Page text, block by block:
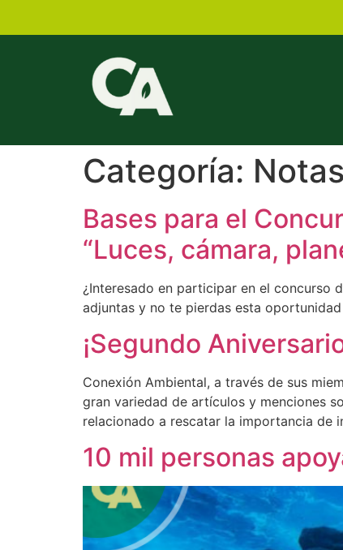
Categoría: Notas
Bases para el
“Luces, cámara,
¿Interesado en participar en el concurso
adjuntas y no te pierdas esta
¡Segundo
Conexión Ambiental, a través de sus
gran variedad de artículos y menciones
relacionado a rescatar la importancia
10 mil personas